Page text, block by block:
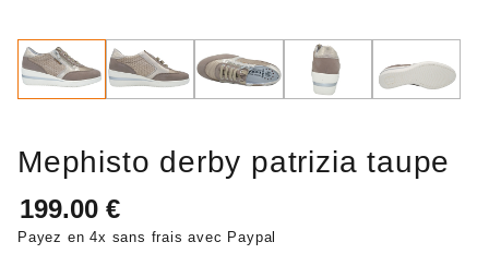
Mephisto derby patrizia taupe
Payez en 4x sans frais avec Paypal